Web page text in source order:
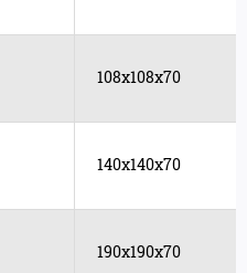
108x108x70
140x140x70
190х190х70